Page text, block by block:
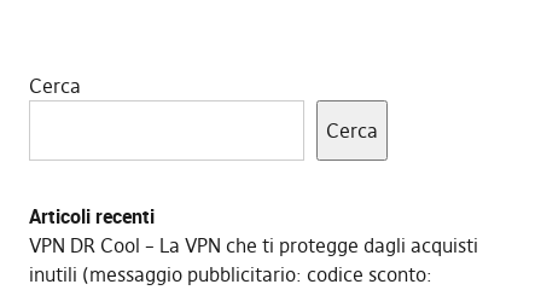
Cerca
Cerca
Articoli recenti
VPN DR Cool – La VPN che ti protegge dagli acquisti
inutili (messaggio pubblicitario: codice sconto: